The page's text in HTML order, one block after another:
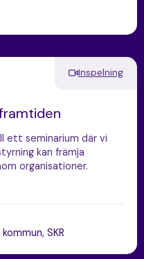
Inspelning
ett seminarium där vi
kan främja
organisationer.
SKR